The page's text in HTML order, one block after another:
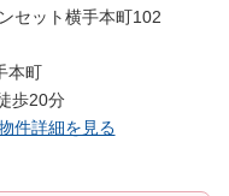
本町
歩20分
件詳細を見る